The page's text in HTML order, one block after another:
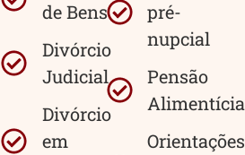
de Bens
Divórcio
Judicial
Divórcio
em
pré-
nupcial
Pensão
Alimentícia
Orientações